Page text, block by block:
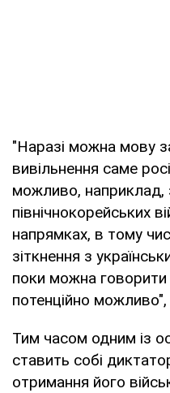
"Наразі можна мову
вивільнення саме
можливо, наприклад,
північнокорейських
напрямках, в тому
зіткнення з
поки можна
потенційно
Тим часом одним із
ставить собі
отримання його